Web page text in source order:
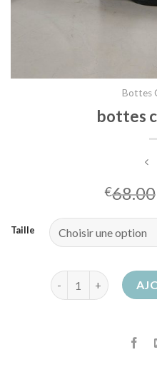
Bottes
bottes
€68.00
Taille
quantité de bottes